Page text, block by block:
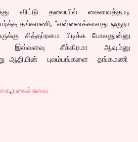
விட்டு தலையில் கைவைத்தபடி
தங்கமணி, “என்னைக்காவது ஒருநா
சித்தப்ரமை பிடிக்க போவுதுன்னு
இவ்வளவு சீக்கிரமா ஆவும்னு
ஆதியின் புலம்பங்களை தங்கமணி
,நகைச்சுவை